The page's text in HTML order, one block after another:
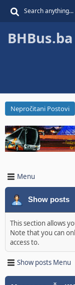
Nepročitani Postovi
Menu
Show posts
This section allows
Note that you can
access to.
Show posts Menu